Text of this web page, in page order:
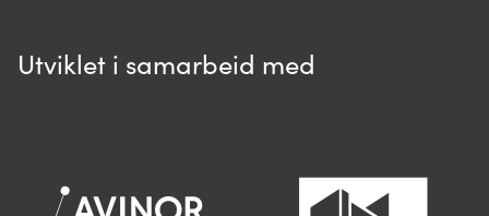
Når du skriver spørsmålet ditt, gjør vi et
Utviklet i samarbeid med